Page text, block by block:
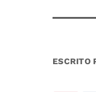
ESCRITO